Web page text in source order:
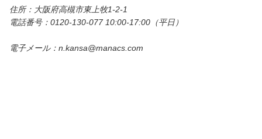
住所：大阪府高槻市東上牧1-2-1
電話番号：0120-130-077 10:00-17:00（平日）
電子メール：n.kansa@manacs.com